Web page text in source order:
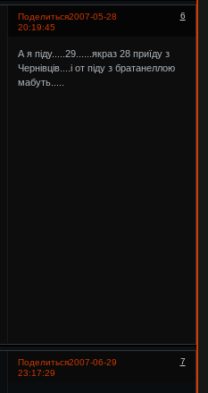
Поделиться 6
2007-05-28
20:19:45
А я піду.....29......якраз 28 приїду з
Чернівців....і от піду з братанеллою
мабуть.....
Поделиться 7
2007-06-29
23:17:29